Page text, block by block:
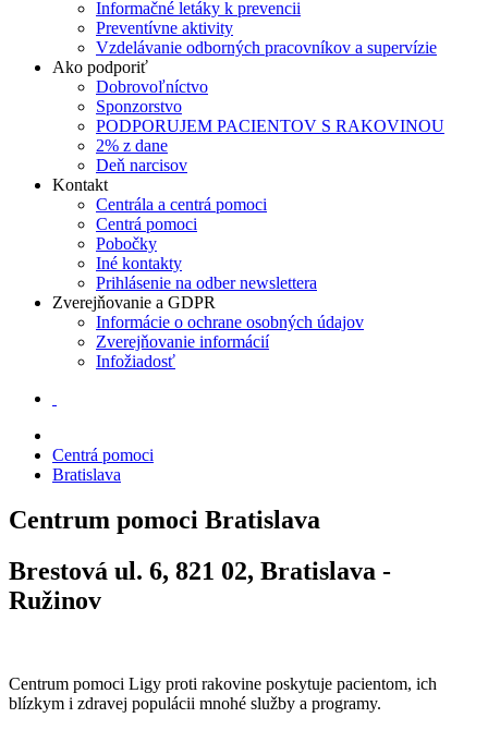
Informačné letáky k prevencii
Preventívne aktivity
Vzdelávanie odborných pracovníkov a supervízie
Ako podporiť
Dobrovoľníctvo
Sponzorstvo
PODPORUJEM PACIENTOV S RAKOVINOU
2% z dane
Deň narcisov
Kontakt
Centrála a centrá pomoci
Centrá pomoci
Pobočky
Iné kontakty
Prihlásenie na odber newslettera
Zverejňovanie a GDPR
Informácie o ochrane osobných údajov
Zverejňovanie informácií
Infožiadosť
Centrá pomoci
Bratislava
Centrum pomoci Bratislava
Brestová ul. 6, 821 02, Bratislava -
Ružinov
Centrum pomoci Ligy proti rakovine poskytuje pacientom, ich
blízkym i zdravej populácii mnohé služby a programy.